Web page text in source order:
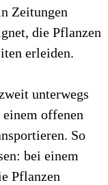
Zeitungen
die Pflanzen
erleiden.
unterwegs
offenen
So
bei einem
Pflanzen